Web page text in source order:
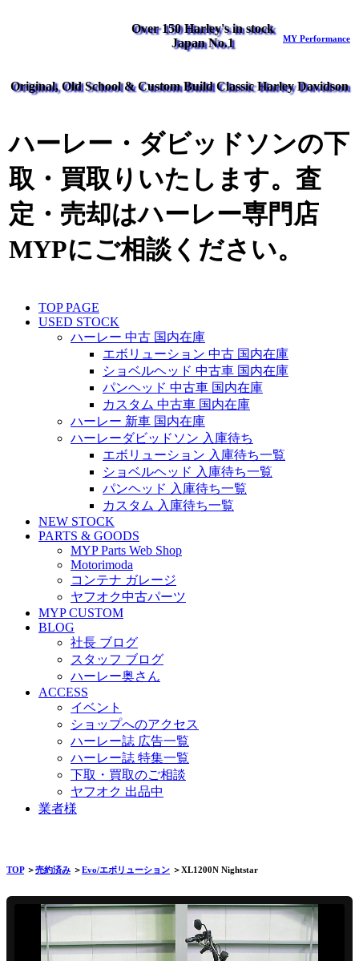
Over 150 Harley's in stock
Japan No.1
MY Performance
Original, Old School & Custom Build Classic Harley Davidson
ハーレー・ダビッドソンの下
取・買取りいたします。査
定・売却はハーレー専門店
MYPにご相談ください。
TOP PAGE
USED STOCK
ハーレー 中古 国内在庫
エボリューション 中古 国内在庫
ショベルヘッド 中古車 国内在庫
パンヘッド 中古車 国内在庫
カスタム 中古車 国内在庫
ハーレー 新車 国内在庫
ハーレーダビッドソン 入庫待ち
エボリューション 入庫待ち一覧
ショベルヘッド 入庫待ち一覧
パンヘッド 入庫待ち一覧
カスタム 入庫待ち一覧
NEW STOCK
PARTS & GOODS
MYP Parts Web Shop
Motorimoda
コンテナ ガレージ
ヤフオク中古パーツ
MYP CUSTOM
BLOG
社長 ブログ
スタッフ ブログ
ハーレー奥さん
ACCESS
イベント
ショップへのアクセス
ハーレー誌 広告一覧
ハーレー誌 特集一覧
下取・買取のご相談
ヤフオク 出品中
業者様
TOP＞売約済み ＞Evo/エボリューション ＞XL1200N Nightstar